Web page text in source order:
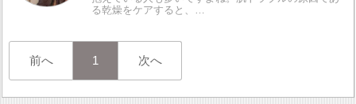
る乾燥をケアすると、…
前へ 1 次へ